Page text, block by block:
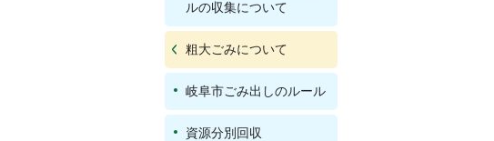
ルの収集について
粗大ごみについて
岐阜市ごみ出しのルール
資源分別回収